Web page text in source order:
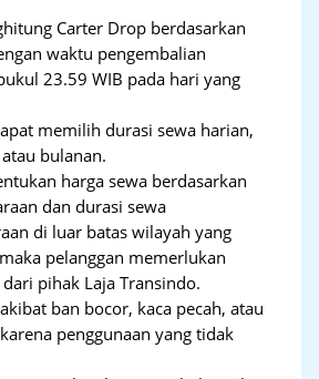
Carter Drop berdasarkan
waktu pengembalian
23.59 WIB pada hari yang
memilih durasi sewa harian,
bulanan.
harga sewa berdasarkan
dan durasi sewa
di luar batas wilayah yang
pelanggan memerlukan
pihak Laja Transindo.
ban bocor, kaca pecah, atau
penggunaan yang tidak